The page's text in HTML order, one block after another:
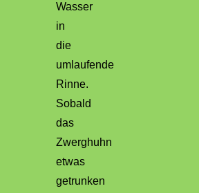
Wasser
in
die
umlaufende
Rinne.
Sobald
das
Zwerghuhn
etwas
getrunken